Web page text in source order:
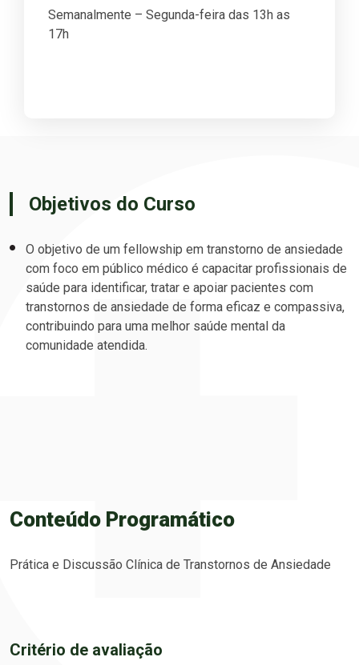
Semanalmente – Segunda-feira das 13h as
17h
Objetivos do Curso
O objetivo de um fellowship em transtorno de ansiedade
com foco em público médico é capacitar profissionais de
saúde para identificar, tratar e apoiar pacientes com
transtornos de ansiedade de forma eficaz e compassiva,
contribuindo para uma melhor saúde mental da
comunidade atendida.
Conteúdo Programático
Prática e Discussão Clínica de Transtornos de Ansiedade
Critério de avaliação